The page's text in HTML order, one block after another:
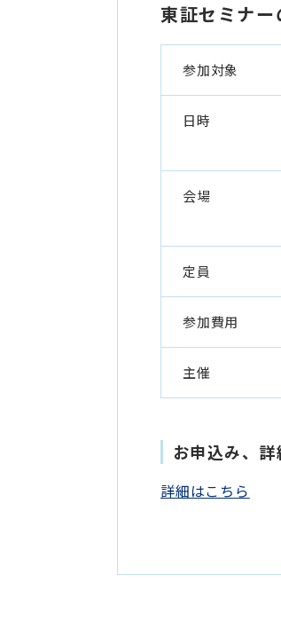
東証セミナー
参加対象
日時
会場
定員
参加費用
主催
お申込み、
詳細はこちら